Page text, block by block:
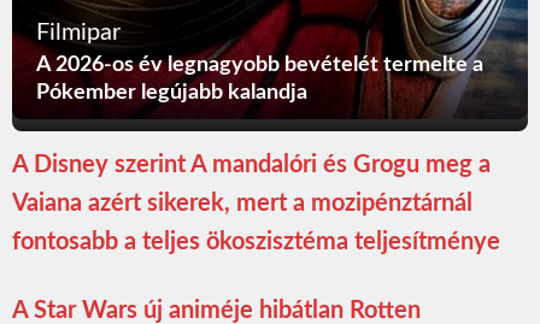
Filmipar
A 2026-os év legnagyobb bevételét termelte a
Pókember legújabb kalandja
A Disney szerint A mandalóri és Grogu meg a
Vaiana azért sikerek, mert a mozipénztárnál
fontosabb a teljes ökoszisztéma teljesítménye
A Star Wars új animéje hibátlan Rotten